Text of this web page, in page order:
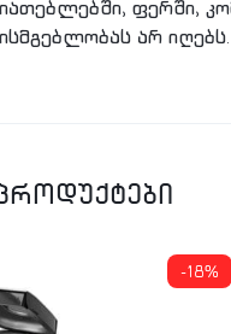
ფერში,
არ იღებს.
-18%